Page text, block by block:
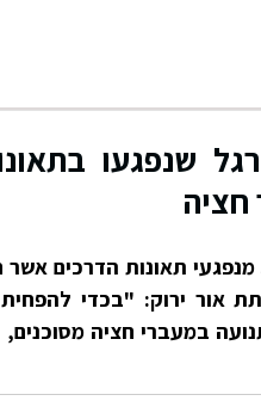
שנפגעו
נתון מקומם ומעורר דאגה למעלה מ- 50% מנפגעי
אור ירוק: "בכדי
במעברי חציה